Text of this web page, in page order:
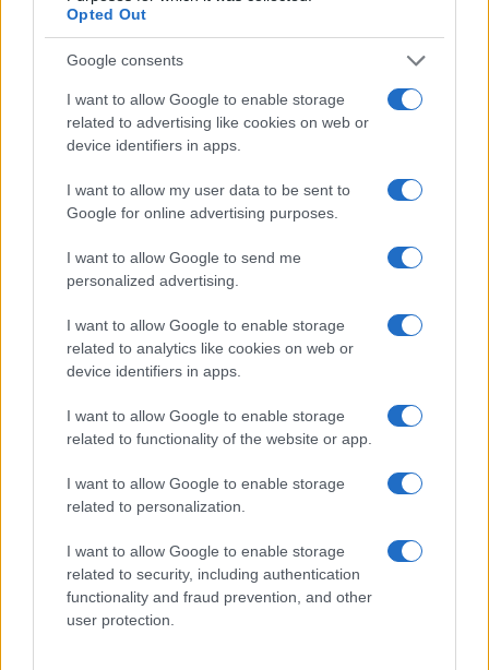
Opted Out
Google consents
I want to allow Google to enable storage
related to advertising like cookies on web or
device identifiers in apps.
I want to allow my user data to be sent to
Google for online advertising purposes.
I want to allow Google to send me
personalized advertising.
I want to allow Google to enable storage
related to analytics like cookies on web or
device identifiers in apps.
I want to allow Google to enable storage
related to functionality of the website or app.
I want to allow Google to enable storage
related to personalization.
I want to allow Google to enable storage
related to security, including authentication
functionality and fraud prevention, and other
user protection.